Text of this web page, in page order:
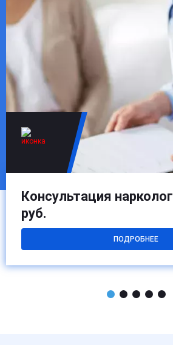
органы и обеспечивает
всех индивидуальных
Консультация
руб.
ПОДРОБНЕЕ